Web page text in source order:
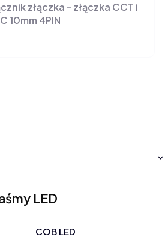
złączka - złączka CCT i
10mm 4PIN
LED
COB LED